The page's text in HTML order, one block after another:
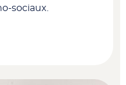
sociaux.